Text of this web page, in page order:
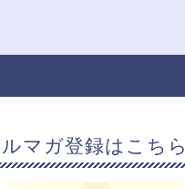
ルマガ登録はこちら